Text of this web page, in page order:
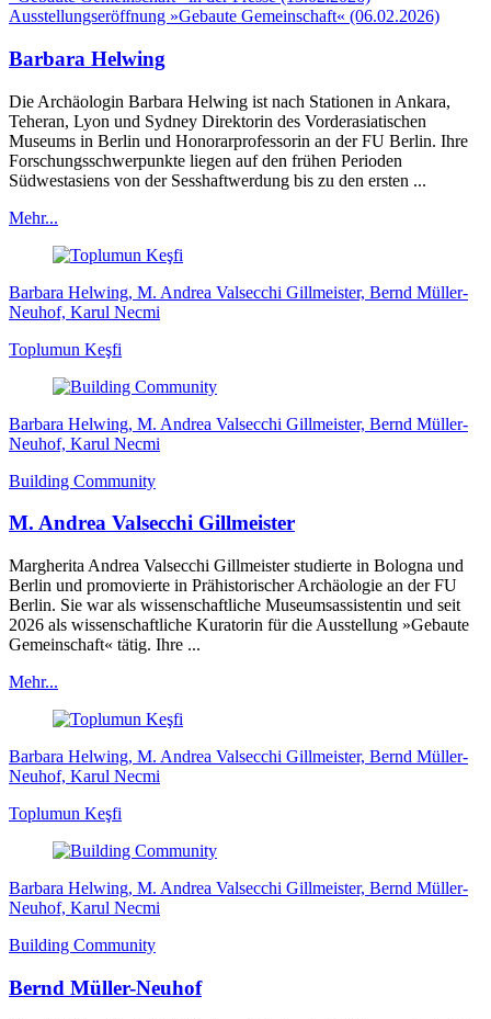
Ausstellungseröffnung »Gebaute Gemeinschaft« (06.02.2026)
Barbara Helwing
Die Archäologin Barbara Helwing ist nach Stationen in Ankara,
Teheran, Lyon und Sydney Direktorin des Vorderasiatischen
Museums in Berlin und Honorarprofessorin an der FU Berlin. Ihre
Forschungsschwerpunkte liegen auf den frühen Perioden
Südwestasiens von der Sesshaftwerdung bis zu den ersten ...
Mehr...
Barbara Helwing, M. Andrea Valsecchi Gillmeister, Bernd Müller-
Neuhof, Karul Necmi
Toplumun Keşfi
Barbara Helwing, M. Andrea Valsecchi Gillmeister, Bernd Müller-
Neuhof, Karul Necmi
Building Community
M. Andrea Valsecchi Gillmeister
Margherita Andrea Valsecchi Gillmeister studierte in Bologna und
Berlin und promovierte in Prähistorischer Archäologie an der FU
Berlin. Sie war als wissenschaftliche Museumsassistentin und seit
2026 als wissenschaftliche Kuratorin für die Ausstellung »Gebaute
Gemeinschaft« tätig. Ihre ...
Mehr...
Barbara Helwing, M. Andrea Valsecchi Gillmeister, Bernd Müller-
Neuhof, Karul Necmi
Toplumun Keşfi
Barbara Helwing, M. Andrea Valsecchi Gillmeister, Bernd Müller-
Neuhof, Karul Necmi
Building Community
Bernd Müller-Neuhof